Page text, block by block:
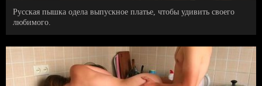
Русская пышка одела выпускное платье, чтобы удивить своего
любимого.